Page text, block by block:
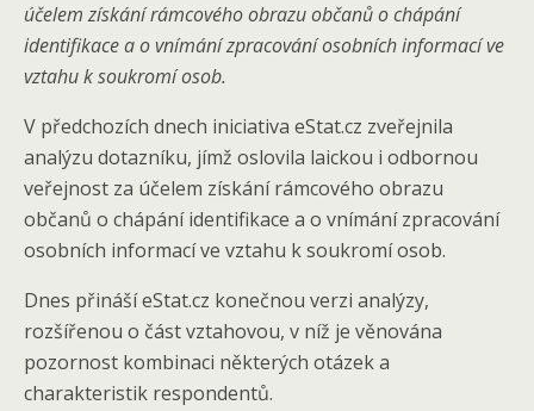
účelem získání rámcového obrazu občanů o chápání
identifikace a o vnímání zpracování osobních informací ve
vztahu k soukromí osob.
V předchozích dnech iniciativa eStat.cz zveřejnila
analýzu dotazníku, jímž oslovila laickou i odbornou
veřejnost za účelem získání rámcového obrazu
občanů o chápání identifikace a o vnímání zpracování
osobních informací ve vztahu k soukromí osob.
Dnes přináší eStat.cz konečnou verzi analýzy,
rozšířenou o část vztahovou, v níž je věnována
pozornost kombinaci některých otázek a
charakteristik respondentů.